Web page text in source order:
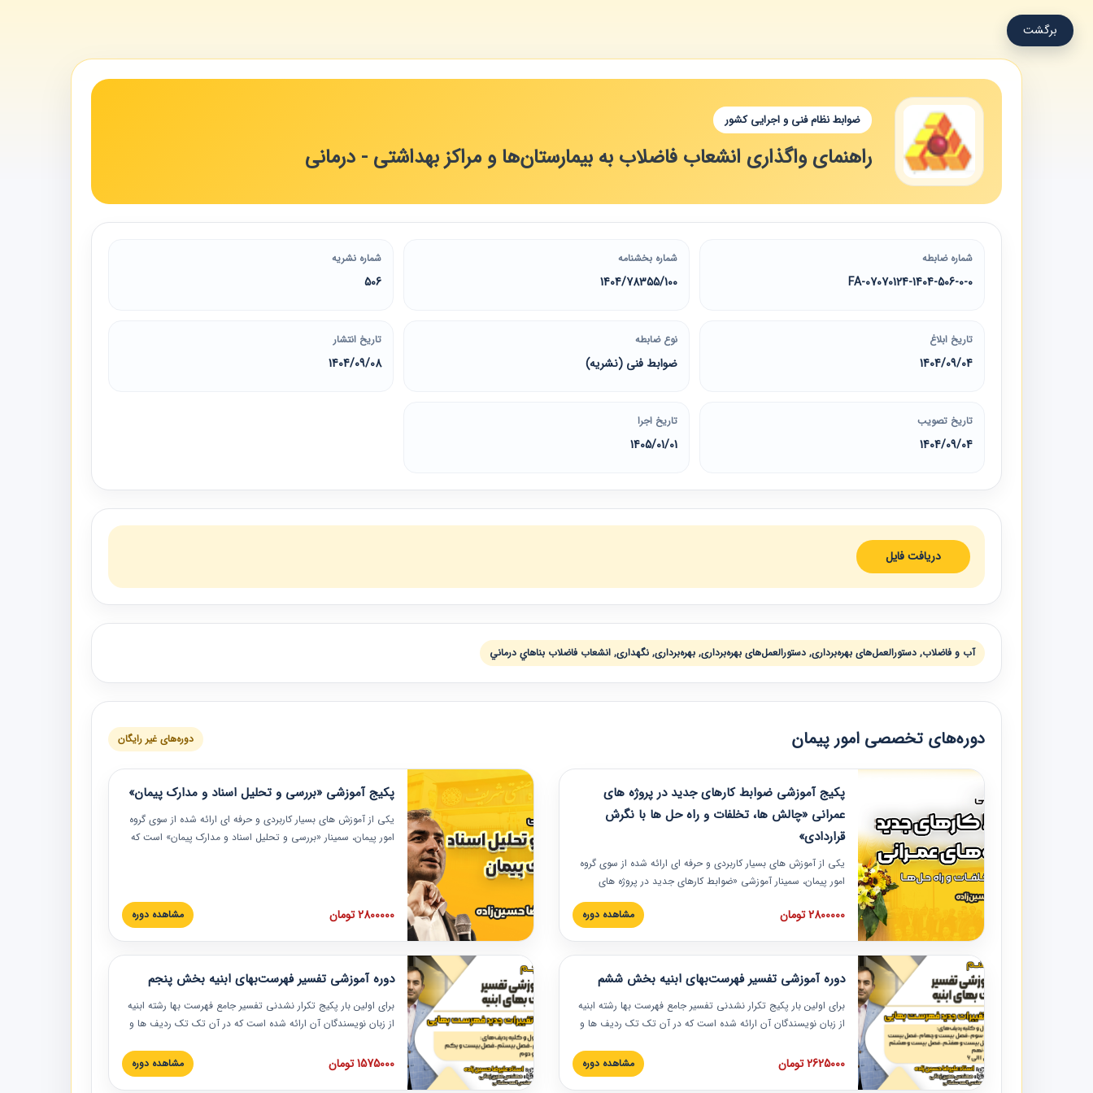
برگشت
ضوابط نظام فنی و اجرایی کشور
راهنمای واگذاری انشعاب فاضلاب به بیمارستان‌ها و مراکز بهداشتی - درمانی
شماره ضابطه
07070124-1404-506-0-0-FA
شماره بخشنامه
1404/78355/100
شماره نشریه
506
تاریخ ابلاغ
1404/09/04
نوع ضابطه
ضوابط فنی (نشریه)
تاریخ انتشار
1404/09/08
تاریخ تصویب
1404/09/04
تاریخ اجرا
1405/01/01
دریافت فایل
آب و فاضلاب, دستورالعمل‌های بهره‌برداری, دستورالعمل‌های بهره‌برداری, بهره‌برداری, نگهداری, انشعاب فاضلاب بناهاي درماني
دوره‌های تخصصی امور پیمان دوره‌های غیر رایگان
پکیج آموزشی ضوابط کارهای جدید در پروژه های
عمرانی «چالش ها، تخلفات و راه حل ها با نگرش
قراردادی»
یکی از آموزش‏‏‏‏‏‏ های بسیار کاربردی و حرفه‏ ای ارائه شده از سوی گروه
امور پیمان، سمینار آموزشی «ضوابط کارهای جدید در پروژه های
عمرانی» چالش ها، تخلفات و راه حل ها با نگرش قراردادی است که
در محل سندیکای شرکت های ساختمانی کشور ارائه شد. در این
به همراه تجربیات عملی ارائه شده است.
2800000 تومان مشاهده دوره
پکیج آموزشی «بررسی و تحلیل اسناد و مدارک پیمان»
یکی از آموزش‏‏‏‏‏‏ های بسیار کاربردی و حرفه‏ ای ارائه شده از سوی گروه
امور پیمان، سمینار «بررسی و تحلیل اسناد و مدارک پیمان» است که
عملی در این خصوص ارائه شده است.
2800000 تومان مشاهده دوره
دوره آموزشی تفسیر فهرست‌بهای ابنیه بخش ششم
برای اولین بار پکیج تکرار نشدنی تفسیر جامع فهرست بها رشته ابنیه
از زبان نویسندگان آن ارائه شده است که در آن تک تک ردیف ها و
تصویری بوده و به همراه تصاویر عملیات اجرایی مرتبط با ردیف های
فهرست بها ارائه شده است. این دوره با کلام مهندس
2625000 تومان مشاهده دوره
دوره آموزشی تفسیر فهرست‌بهای ابنیه بخش پنجم
برای اولین بار پکیج تکرار نشدنی تفسیر جامع فهرست بها رشته ابنیه
از زبان نویسندگان آن ارائه شده است که در آن تک تک ردیف ها و
تصویری بوده و به همراه تصاویر عملیات اجرایی مرتبط با ردیف های
فهرست بها ارائه شده است. این دوره با کلام مهندس
1575000 تومان مشاهده دوره